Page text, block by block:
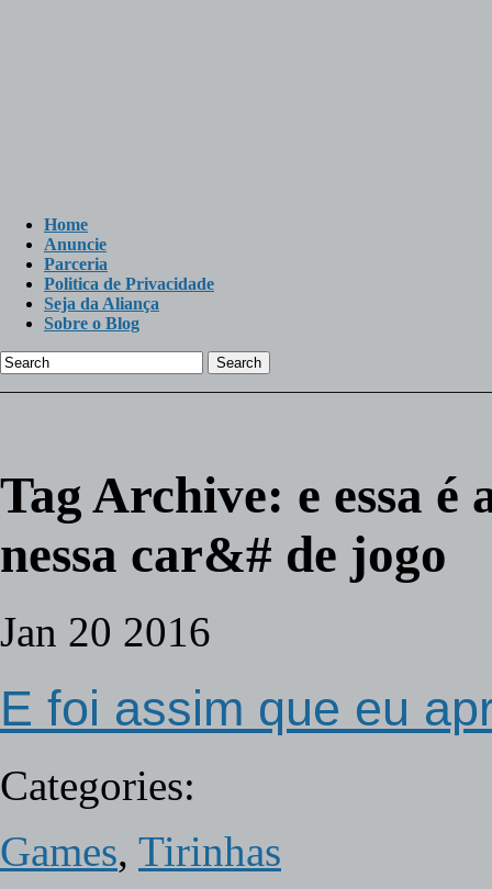
Home
Anuncie
Parceria
Politica de Privacidade
Seja da Aliança
Sobre o Blog
Search
Tag Archive: e essa é
nessa car&# de jogo
Jan 20 2016
E foi assim que eu
Categories:
Games, Tirinhas